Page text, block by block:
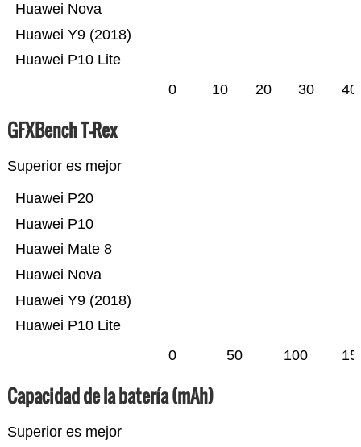
Huawei P10 Lite
Huawei Y9 (2018)
Huawei Nova
0 10 20 30 40
GFXBench T-Rex
Superior es mejor
Huawei P10 Lite
Huawei Y9 (2018)
Huawei Nova
Huawei Mate 8
Huawei P10
Huawei P20
0 50 100
Capacidad de la batería (mAh)
Superior es mejor